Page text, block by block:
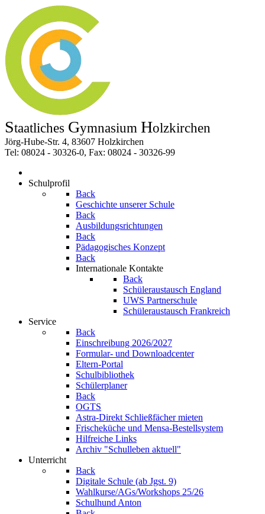
Staatliches Gymnasium Holzkirchen
Jörg-Hube-Str. 4, 83607 Holzkirchen
Tel: 08024 - 30326-0, Fax: 08024 - 30326-99
Schulprofil
Back
Geschichte unserer Schule
Back
Ausbildungsrichtungen
Back
Pädagogisches Konzept
Back
Internationale Kontakte
Back
Schüleraustausch England
UWS Partnerschule
Schüleraustausch Frankreich
Service
Back
Einschreibung 2026/2027
Formular- und Downloadcenter
Eltern-Portal
Schulbibliothek
Schülerplaner
Back
OGTS
Astra-Direkt Schließfächer mieten
Frischeküche und Mensa-Bestellsystem
Hilfreiche Links
Archiv "Schulleben aktuell"
Unterricht
Back
Digitale Schule (ab Jgst. 9)
Wahlkurse/AGs/Workshops 25/26
Schulhund Anton